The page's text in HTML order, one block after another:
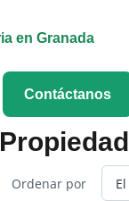
Contáctanos
Propiedad
Ordenar por